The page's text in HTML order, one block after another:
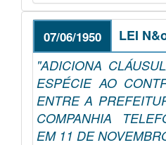
07/06/1950 LEI
"ADICIONA
ESPÉCIE AO
ENTRE A
COMPANHIA
EM 11 DE